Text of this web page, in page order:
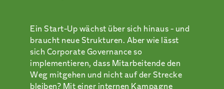
Ein Start-Up wächst über sich hinaus - und
braucht neue Strukturen. Aber wie lässt
sich Corporate Governance so
implementieren, dass Mitarbeitende den
Weg mitgehen und nicht auf der Strecke
bleiben? Mit einer internen Kampagne